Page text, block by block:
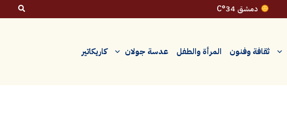
دمشق 34°C
ثقافة وفنون المرأة والطفل عدسة جولان كاريكاتير